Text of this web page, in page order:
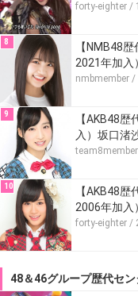
forty-eighter /
8
【NMB48
2021年加入
nmbmember /
9
【AKB48
入）坂口渚
team8member
10
【AKB48
2006年加入
forty-eighter /
48＆46グループ歴代セ